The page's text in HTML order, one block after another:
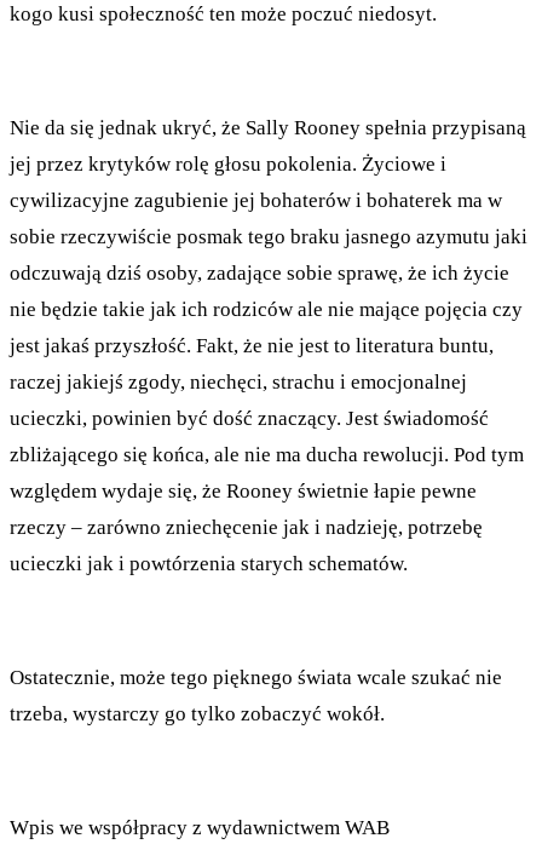
kogo kusi społeczność ten może poczuć niedosyt.
Nie da się jednak ukryć, że Sally Rooney spełnia przypisaną
jej przez krytyków rolę głosu pokolenia. Życiowe i
cywilizacyjne zagubienie jej bohaterów i bohaterek ma w
sobie rzeczywiście posmak tego braku jasnego azymutu jaki
odczuwają dziś osoby, zadające sobie sprawę, że ich życie
nie będzie takie jak ich rodziców ale nie mające pojęcia czy
jest jakaś przyszłość. Fakt, że nie jest to literatura buntu,
raczej jakiejś zgody, niechęci, strachu i emocjonalnej
ucieczki, powinien być dość znaczący. Jest świadomość
zbliżającego się końca, ale nie ma ducha rewolucji. Pod tym
względem wydaje się, że Rooney świetnie łapie pewne
rzeczy – zarówno zniechęcenie jak i nadzieję, potrzebę
ucieczki jak i powtórzenia starych schematów.
Ostatecznie, może tego pięknego świata wcale szukać nie
trzeba, wystarczy go tylko zobaczyć wokół.
Wpis we współpracy z wydawnictwem WAB